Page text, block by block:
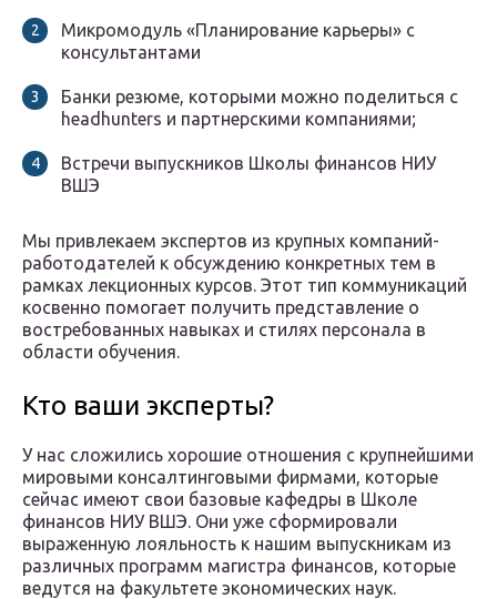
Микромодуль «Планирование карьеры» с
консультантами
Банки резюме, которыми можно поделиться с
headhunters и партнерскими компаниями;
Встречи выпускников Школы финансов НИУ
ВШЭ
Мы привлекаем экспертов из крупных компаний-
работодателей к обсуждению конкретных тем в
рамках лекционных курсов. Этот тип коммуникаций
косвенно помогает получить представление о
востребованных навыках и стилях персонала в
области обучения.
Кто ваши эксперты?
У нас сложились хорошие отношения с крупнейшими
мировыми консалтинговыми фирмами, которые
сейчас имеют свои базовые кафедры в Школе
финансов НИУ ВШЭ. Они уже сформировали
выраженную лояльность к нашим выпускникам из
различных программ магистра финансов, которые
ведутся на факультете экономических наук.